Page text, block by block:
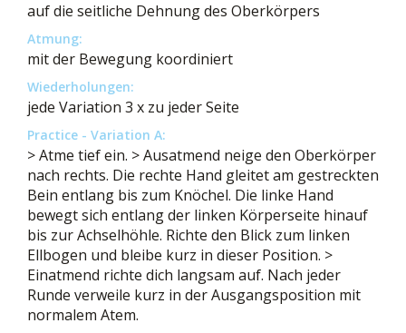
auf die seitliche Dehnung des Oberkörpers
Atmung:
mit der Bewegung koordiniert
Wiederholungen:
jede Variation 3 x zu jeder Seite
Practice - Variation A:
> Atme tief ein. > Ausatmend neige den Oberkörper
nach rechts. Die rechte Hand gleitet am gestreckten
Bein entlang bis zum Knöchel. Die linke Hand
bewegt sich entlang der linken Körperseite hinauf
bis zur Achselhöhle. Richte den Blick zum linken
Ellbogen und bleibe kurz in dieser Position. >
Einatmend richte dich langsam auf. Nach jeder
Runde verweile kurz in der Ausgangsposition mit
normalem Atem.